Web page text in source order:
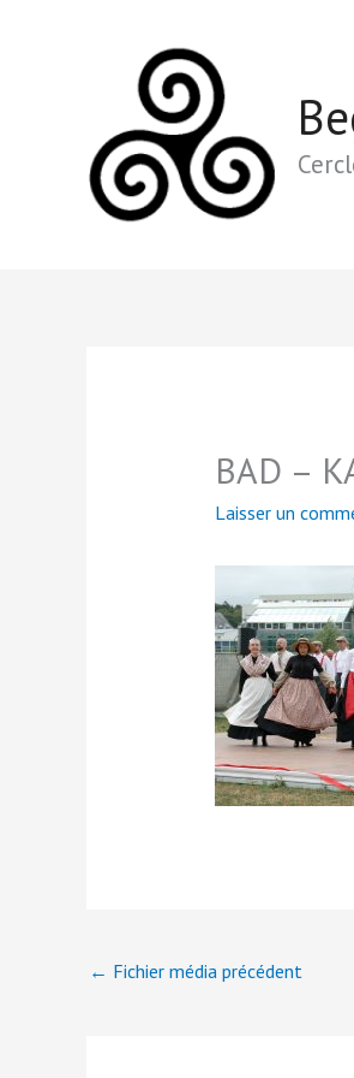
BAD –
Laisser un
← Fichier média précédent